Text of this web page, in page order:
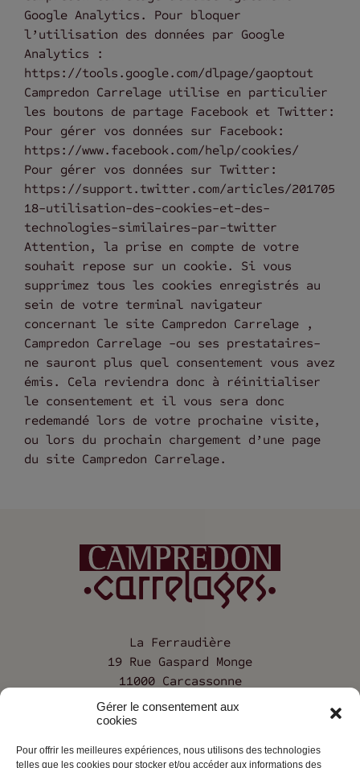
Gérer le consentement aux
cookies
Pour offrir les meilleures expériences, nous utilisons des technologies
telles que les cookies pour stocker et/ou accéder aux informations des
Google Analytics. Pour bloquer
l’utilisation des données par Google
Analytics :
https://tools.google.com/dlpage/gaoptout
Campredon Carrelage utilise en particulier
les boutons de partage Facebook et Twitter:
Pour gérer vos données sur Facebook:
https://www.facebook.com/help/cookies/
Pour gérer vos données sur Twitter:
https://support.twitter.com/articles/201705
18-utilisation-des-cookies-et-des-
technologies-similaires-par-twitter
Attention, la prise en compte de votre
souhait repose sur un cookie. Si vous
supprimez tous les cookies enregistrés au
sein de votre terminal navigateur
concernant le site Campredon Carrelage ,
Campredon Carrelage -ou ses prestataires-
ne sauront plus quel consentement vous avez
émis. Cela reviendra donc à réinitialiser
le consentement et il vous sera donc
redemandé lors de votre prochaine visite,
ou lors du prochain chargement d’une page
du site Campredon Carrelage.
La Ferraudière
19 Rue Gaspard Monge
11000 Carcassonne
04 68 25 12 68